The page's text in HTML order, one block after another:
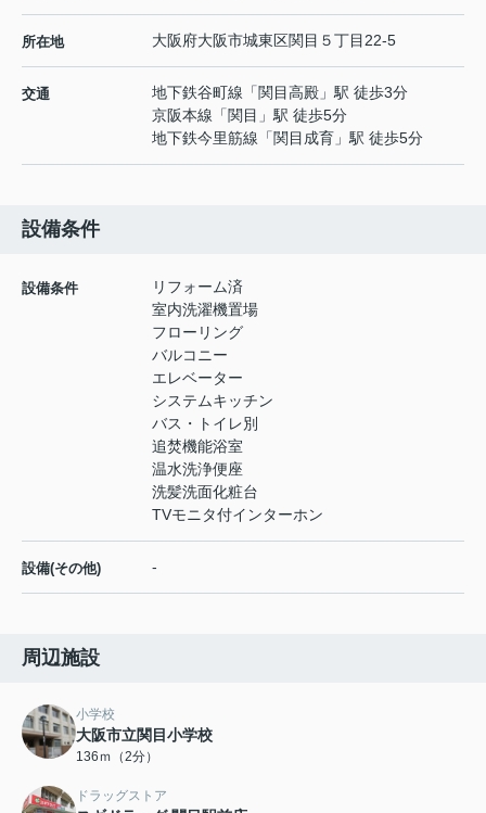
所在地 大阪府大阪市城東区関目 ５丁目22-5
交通 地下鉄谷町線 「関目高殿 」駅 徒歩3分
京阪本線 「関目 」駅 徒歩5分
地下鉄今里筋線 「関目成育 」駅 徒歩5分
設備条件
設備条件
リフォーム済
室内洗濯機置場
フローリング
バルコニー
エレベーター
システムキッチン
バス・トイレ別
追焚機能浴室
温水洗浄便座
洗髪洗面化粧台
TVモニタ付インターホン
設備(その他) -
周辺施設
小学校
大阪市立関目小学校
136ｍ（2分）
ドラッグストア